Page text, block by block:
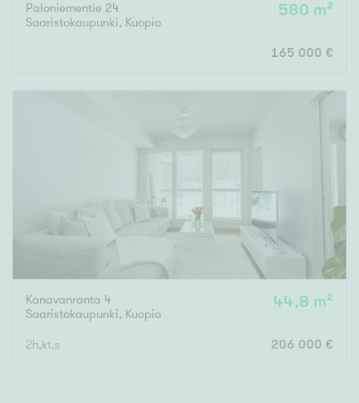
Paloniementie 24
Saaristokaupunki, Kuopio
580 m²
165 000 €
Kanavanranta 4
Saaristokaupunki, Kuopio
44,8 m²
2h,kt,s 206 000 €